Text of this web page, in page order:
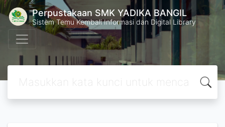
Perpustakaan SMK YADIKA BANGIL
Sistem Temu Kembali Informasi dan Digital Library